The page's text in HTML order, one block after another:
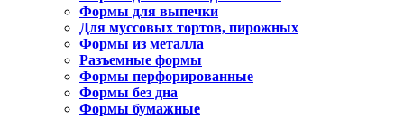
Формы для выпечки
Для муссовых тортов, пирожных
Формы из металла
Разъемные формы
Формы перфорированные
Формы без дна
Формы бумажные